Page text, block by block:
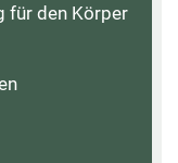
für den Körper